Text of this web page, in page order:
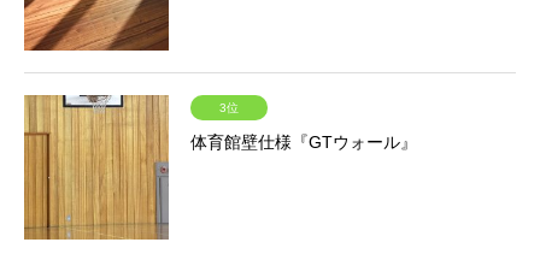
3位
体育館壁仕様『GTウォール』